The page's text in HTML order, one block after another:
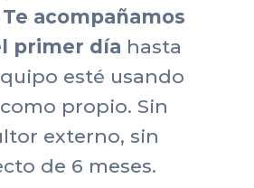
Te acompañamos
primer día hasta
esté usando
propio. Sin
externo, sin
de 6 meses.